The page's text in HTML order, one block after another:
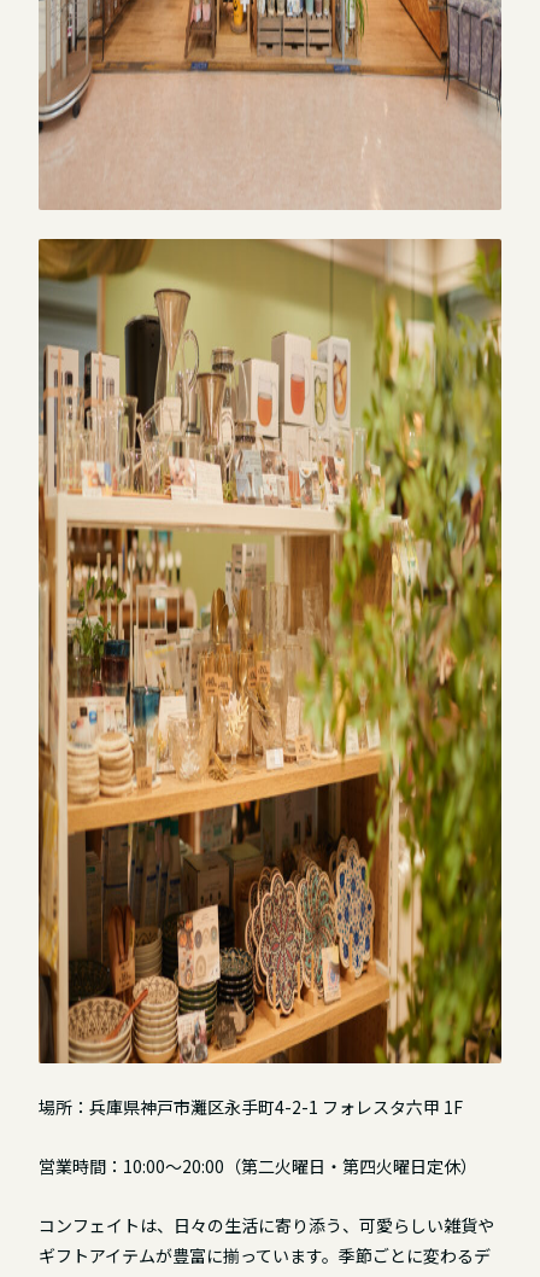
場所：兵庫県神戸市灘区永手町4-2-1 フォレスタ六甲 1F
営業時間：10:00～20:00（第二火曜日・第四火曜日定休）
コンフェイトは、日々の生活に寄り添う、可愛らしい雑貨や
ギフトアイテムが豊富に揃っています。季節ごとに変わるデ